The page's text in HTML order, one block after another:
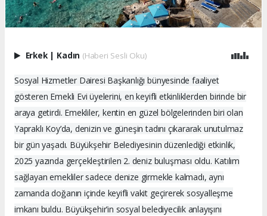
Erkek Kadın (Haberi Sesli Oku)
Sosyal Hizmetler Dairesi Başkanlığı bünyesinde faaliyet
gösteren Emekli Evi üyelerini, en keyifli etkinliklerden birinde bir
araya getirdi. Emekliler, kentin en güzel bölgelerinden biri olan
Yapraklı Koy’da, denizin ve güneşin tadını çıkararak unutulmaz
bir gün yaşadı. Büyükşehir Belediyesinin düzenlediği etkinlik,
2025 yazında gerçekleştirilen 2. deniz buluşması oldu. Katılım
sağlayan emekliler sadece denize girmekle kalmadı, aynı
zamanda doğanın içinde keyifli vakit geçirerek sosyalleşme
imkanı buldu. Büyükşehir’in sosyal belediyecilik anlayışını